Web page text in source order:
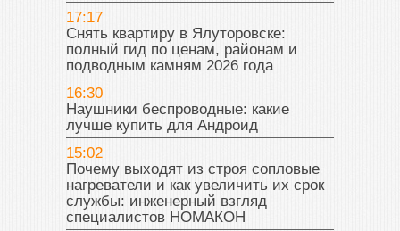
17:17
Снять квартиру в Ялуторовске:
полный гид по ценам, районам и
подводным камням 2026 года
16:30
Наушники беспроводные: какие
лучше купить для Андроид
15:02
Почему выходят из строя сопловые
нагреватели и как увеличить их срок
службы: инженерный взгляд
специалистов НОМАКОН